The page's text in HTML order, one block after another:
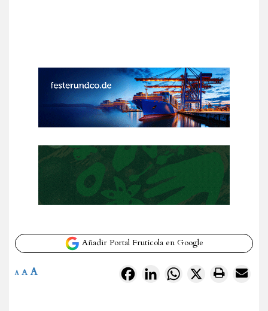
Añadir Portal Frutícola en Google
FacebookLinkedInWhatsApp
X
A A A